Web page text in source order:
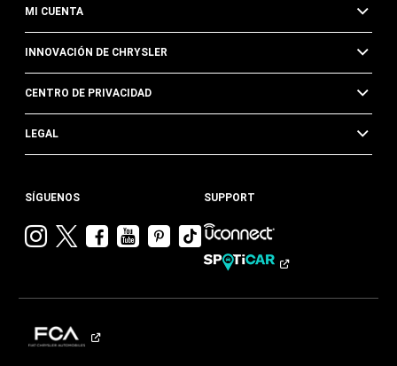
MI CUENTA
INNOVACIÓN DE CHRYSLER
CENTRO DE PRIVACIDAD
LEGAL
SÍGUENOS
VisitarVisitarVisitar
Chrysler en
Visitar
Chrysler en
Visitar
Chrysler en
Pinterest
Visita
Chrysler
Tik
SUPPORT